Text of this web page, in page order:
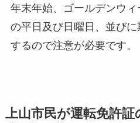
年末年始、ゴールデンウ
の平日及び日曜日、並び
するので注意が必要です。
上山市民が運転免許